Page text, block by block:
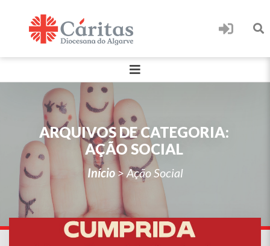
ARQUIVOS DE CATEGORIA:
AÇÃO SOCIAL
Início>Ação Social